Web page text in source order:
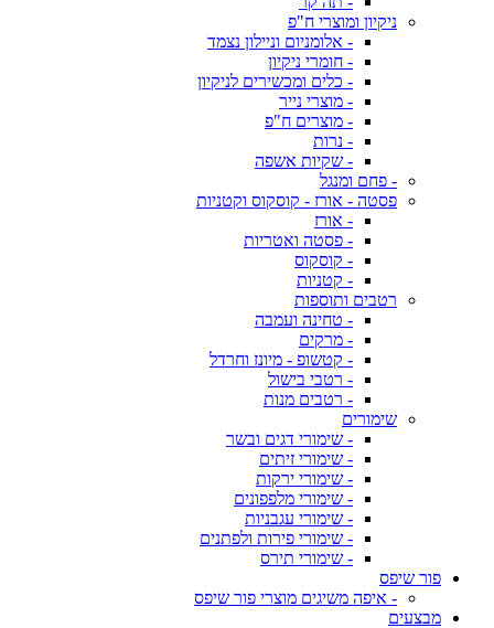
ניקיון ומוצרי ח"פ
- אלומניום וניילון נצמד
- חומרי ניקיון
- כלים ומכשירים לניקיון
- מוצרי נייר
- מוצרים ח"פ
- נרות
- שקיות אשפה
- פחם ומנגל
פסטה - אורז - קוסקוס וקטניות
- אורז
- פסטה ואטריות
- קוסקוס
- קטניות
רטבים ותוספות
- טחינה ועמבה
- מרקים
- קטשופ - מיונז וחרדל
- רטבי בישול
- רטבים מנות
שימורים
- שימורי דגים ובשר
- שימורי זיתים
- שימורי ירקות
- שימורי מלפפונים
- שימורי עגבניות
- שימורי פירות ולפתנים
- שימורי תירס
פור שיפס
- איפה משיגים מוצרי פור שיפס
מבצעים